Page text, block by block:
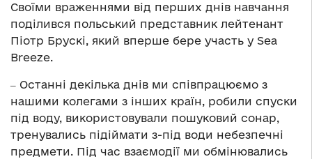
Своїми враженнями від перших днів навчання
поділився польський представник лейтенант
Піотр Брускі, який вперше бере участь у Sea
Breeze.
‒ Останні декілька днів ми співпрацюємо з
нашими колегами з інших країн, робили спуски
під воду, використовували пошуковий сонар,
тренувались підіймати з-під води небезпечні
предмети. Під час взаємодії ми обмінювались